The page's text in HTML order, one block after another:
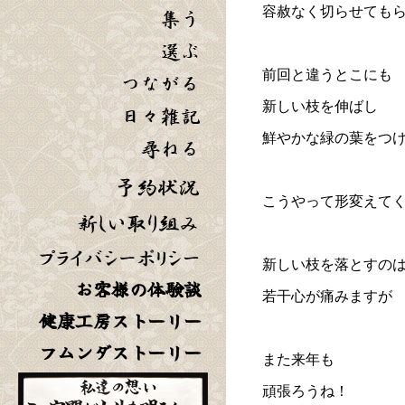
お客様の体験談
健康工房ストーリー
フムンダストーリー
容赦なく切らせても
前回と違うとこにも
新しい枝を伸ばし
鮮やかな緑の葉をつ
こうやって形変えて
新しい枝を落とすのは
若干心が痛みますが
また来年も
頑張ろうね！